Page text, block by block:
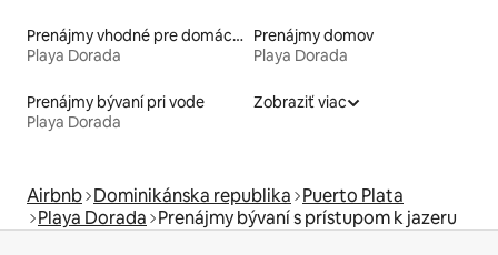
Prenájmy vhodné pre domáce zvieratá
Playa Dorada
Prenájmy domov
Playa Dorada
Prenájmy bývaní pri vode
Playa Dorada
Zobraziť viac
Airbnb Dominikánska republika Puerto Plata
Playa Dorada Prenájmy bývaní s prístupom k jazeru